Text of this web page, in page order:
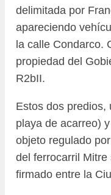
delimitada por
apareciendo
la calle Condarco.
propiedad del
R2bII.
Estos dos predios,
playa de acarreo)
objeto regulado
del ferrocarril
firmado entre la